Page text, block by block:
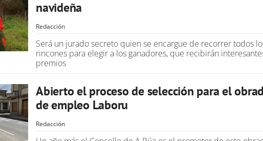
navideña
Redacción
Será un jurado secreto quien se encargue de recorrer todos
rincones para elegir a los ganadores, que recibirán
premios
Abierto el proceso de selección para el
de empleo Laboru
Redacción